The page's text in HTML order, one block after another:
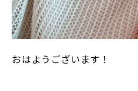
おはようございます！